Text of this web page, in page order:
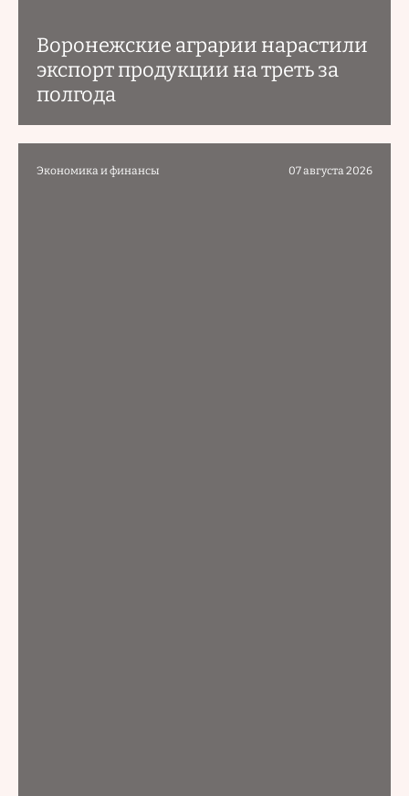
Воронежские аграрии нарастили
экспорт продукции на треть за
полгода
Экономика и финансы 07 августа 2026